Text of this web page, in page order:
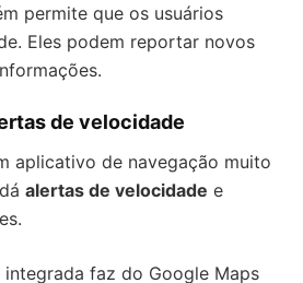
permite que os usuários
Eles podem reportar novos
de velocidade
aplicativo de navegação muito
alertas de velocidade e
integrada faz do Google Maps